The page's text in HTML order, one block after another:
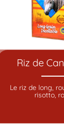
Riz de
Le riz de long,
risotto,